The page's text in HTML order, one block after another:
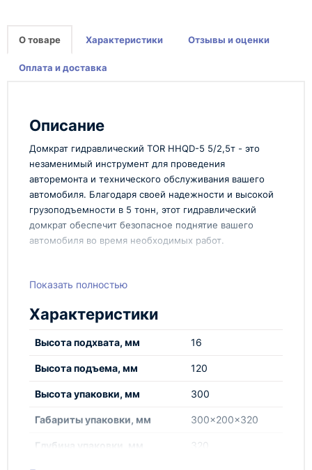
О товаре Характеристики Отзывы и оценки
Оплата и доставка
Описание
Домкрат гидравлический TOR HHQD-5 5/2,5т - это
незаменимый инструмент для проведения
авторемонта и технического обслуживания вашего
автомобиля. Благодаря своей надежности и высокой
грузоподъемности в 5 тонн, этот гидравлический
домкрат обеспечит безопасное поднятие вашего
автомобиля во время необходимых работ.
конструкцией, которая позволяет легко и быстро
поднимать и опускать автомобиль. Благодаря
гидравлической системе, подъем происходит
пользователя. Этот домкрат отличается высокой
идеальным выбором для любого автолюбителя.
Грузоподъемность 5 тонн
Прочная и устойчивая конструкция
Показать полностью
Характеристики
Высота подхвата, мм 16
Высота подъема, мм 120
Высота упаковки, мм 300
Габариты упаковки, мм 300×200x320
Глубина упаковки, мм 320